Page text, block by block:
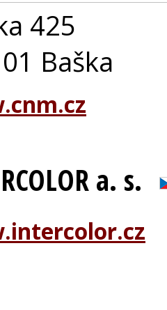
425
Baška
a. s.